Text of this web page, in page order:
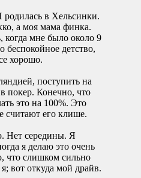
в Хельсинки.
а моя мама финка.
когда мне было около 9
беспокойное детство,
хорошо.
поступить на
покер. Конечно, что
это на 100%. Это
считают его клише.
Нет середины. Я
я делаю это очень
что слишком сильно
вот откуда мой драйв.